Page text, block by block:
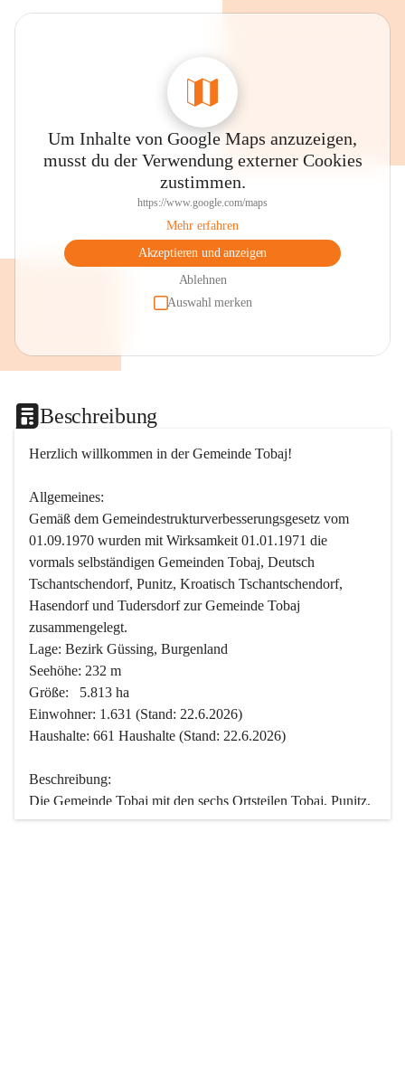
Um Inhalte von Google Maps anzuzeigen,
musst du der Verwendung externer Cookies
zustimmen.
https://www.google.com/maps
Mehr erfahren
Akzeptieren und anzeigen
Ablehnen
Auswahl merken
Beschreibung
Herzlich willkommen in der Gemeinde Tobaj!
Allgemeines:
Gemäß dem Gemeindestrukturverbesserungsgesetz vom
01.09.1970 wurden mit Wirksamkeit 01.01.1971 die
vormals selbständigen Gemeinden Tobaj, Deutsch
Tschantschendorf, Punitz, Kroatisch Tschantschendorf,
Hasendorf und Tudersdorf zur Gemeinde Tobaj
zusammengelegt.
Lage: Bezirk Güssing, Burgenland
Seehöhe: 232 m
Größe:   5.813 ha
Einwohner: 1.631 (Stand: 22.6.2026)
Haushalte: 661 Haushalte (Stand: 22.6.2026)
Beschreibung:
Die Gemeinde Tobaj mit den sechs Ortsteilen Tobaj, Punitz,
Deutsch Tschantschendorf, Kroatisch Tschantschendorf,